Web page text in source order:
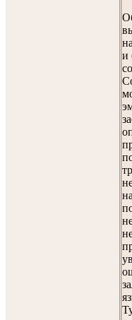
и